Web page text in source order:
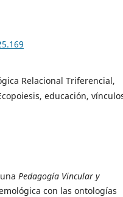
Relacional Triferencial,
educación,
Pedagogía Vincular y
con las ontologías